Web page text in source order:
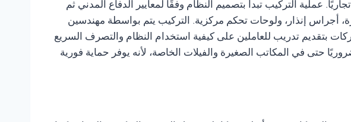
عملية التركيب تبدأ بتصميم النظام وفقًا لمعايير الدفاع المدني ثم
أجراس إنذار، ولوحات تحكم مركزية. التركيب يتم بواسطة مهندسين
بتقديم تدريب للعاملين على كيفية استخدام النظام والتصرف السريع
حتى في المكاتب الصغيرة والفيلات الخاصة، لأنه يوفر حماية فورية